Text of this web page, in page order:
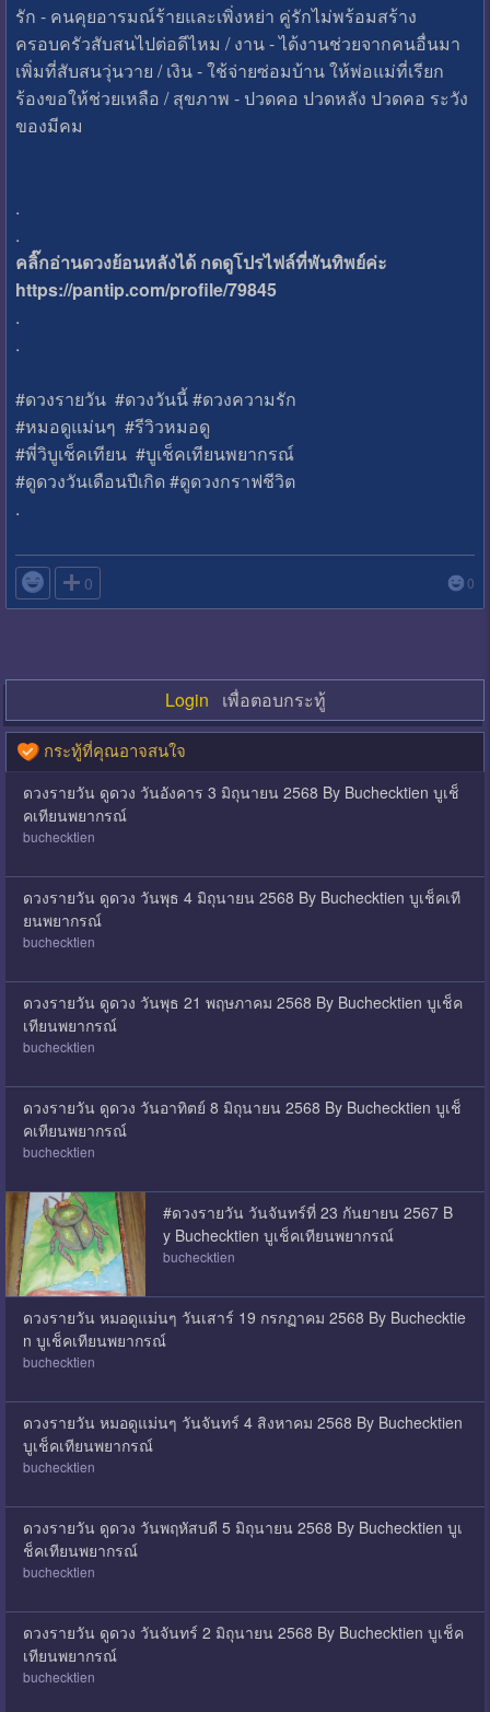
รัก - คนคุยอารมณ์ร้ายและเพิ่งหย่า คู่รักไม่พร้อมสร้าง
ครอบครัวสับสนไปต่อดีไหม / งาน - ได้งานช่วยจากคนอื่นมา
เพิ่มที่สับสนวุ่นวาย / เงิน - ใช้จ่ายซ่อมบ้าน ให้พ่อแม่ที่เรียก
ร้องขอให้ช่วยเหลือ / สุขภาพ - ปวดคอ ปวดหลัง ปวดคอ ระวัง
ของมีคม
.
.
คลิ๊กอ่านดวงย้อนหลังได้ กดดูโปรไฟล์ที่พันทิพย์ค่ะ
https://pantip.com/profile/79845
.
.
#ดวงรายวัน​ #ดวงวันนี้ #ดวงความรัก
#หมอดูแม่นๆ #รีวิวหมอดู
#พี่วิบูเช็คเทียน #บูเช็คเทียนพยากรณ์
#ดูดวงวันเดือนปีเกิด #ดูดวงกราฟชีวิต
.
 0 0
Login เพื่อตอบกระทู้
กระทู้ที่คุณอาจสนใจ
ดวงรายวัน ดูดวง วันอังคาร 3 มิถุนายน 2568 By Buchecktien บูเช็
คเทียนพยากรณ์
buchecktien
ดวงรายวัน ดูดวง วันพุธ 4 มิถุนายน 2568 By Buchecktien บูเช็คเที
ยนพยากรณ์
buchecktien
ดวงรายวัน ดูดวง วันพุธ 21 พฤษภาคม 2568 By Buchecktien บูเช็ค
เทียนพยากรณ์
buchecktien
ดวงรายวัน ดูดวง วันอาทิตย์ 8 มิถุนายน 2568 By Buchecktien บูเช็
คเทียนพยากรณ์
buchecktien
#ดวงรายวัน วันจันทร์ที่ 23 กันยายน 2567 B
y Buchecktien บูเช็คเทียนพยากรณ์
buchecktien
ดวงรายวัน หมอดูแม่นๆ วันเสาร์ 19 กรกฏาคม 2568 By Buchecktie
n บูเช็คเทียนพยากรณ์
buchecktien
ดวงรายวัน หมอดูแม่นๆ วันจันทร์ 4 สิงหาคม 2568 By Buchecktien
บูเช็คเทียนพยากรณ์
buchecktien
ดวงรายวัน ดูดวง วันพฤหัสบดี 5 มิถุนายน 2568 By Buchecktien บูเ
ช็คเทียนพยากรณ์
buchecktien
ดวงรายวัน ดูดวง วันจันทร์ 2 มิถุนายน 2568 By Buchecktien บูเช็ค
เทียนพยากรณ์
buchecktien